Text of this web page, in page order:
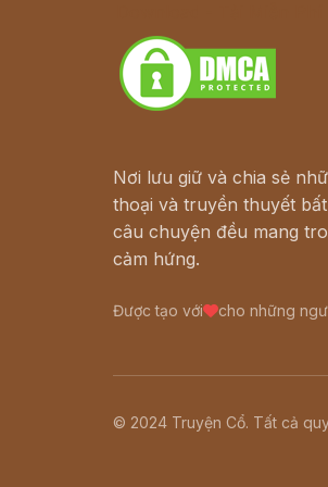
Nơi lưu giữ và chia sẻ
thoại và truyền thuyết
câu chuyện đều mang
cảm hứng.
Được tạo với cho những
© 2024 Truyện Cổ. Tất cả